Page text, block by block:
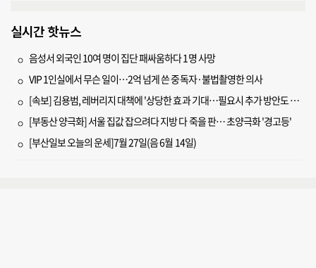
실시간 핫뉴스
음성서 외국인 10여 명이 집단 패싸움하다 1명 사망
VIP 1인실에서 무슨 일이…2억 넘게 쓴 중독자·불법촬영한 의사
[속보] 김용범, 레버리지 대책에 '상당한 효과 기대…필요시 추가 방안도 검토'
[부동산 양극화] 서울 집값 잡으려다 지방 다 죽을 판… 초양극화 '경고등'
[부산일보 오늘의 운세]7월 27일(음 6월 14일)